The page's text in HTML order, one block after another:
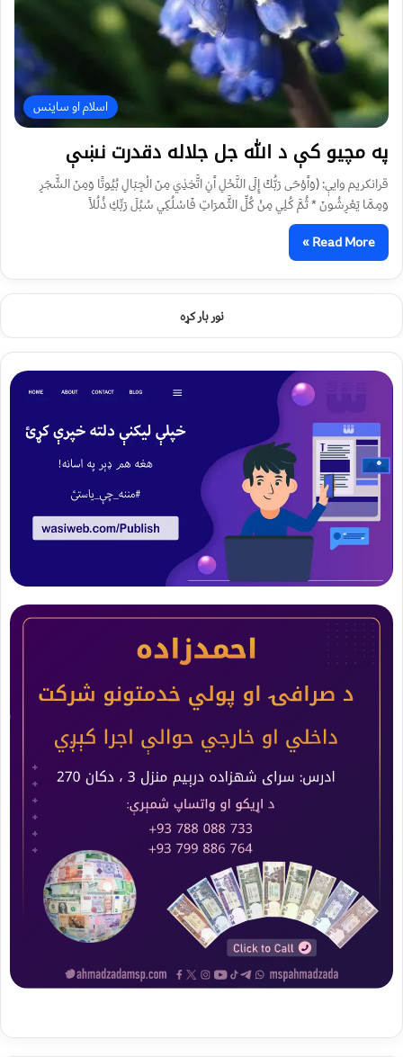
اسلام او ساینس
په مچیو کې د الله جل جلاله دقدرت نښې
قرانکریم وایې: (وَأَوْحَى رَبُّكَ إِلَى النَّحْلِ أَنِ اتَّخِذِي مِنَ الْجِبَالِ بُيُوتًا وَمِنَ الشَّجَرِ
وَمِمَّا يَعْرِشُونَ * ثُمَّ كُلِي مِنْ كُلِّ الثَّمَرَاتِ فَاسْلُكِي سُبُلَ رَبِّكِ ذُلُلاً
Read More »
نور بار کړه